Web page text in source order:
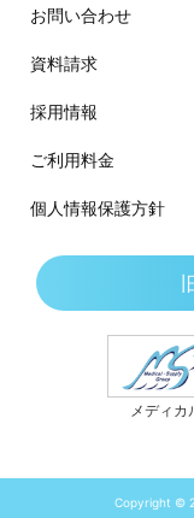
お問い合わせ
資料請求
採用情報
ご利用料金
個人情報保護方針
メディカ
Copyright ©